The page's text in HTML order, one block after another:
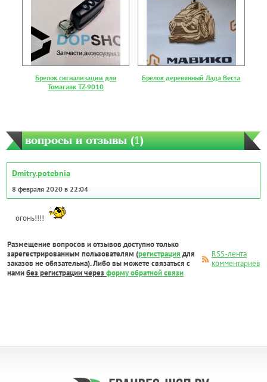
Брелок сигнализации для
Томагавк TZ-9010
Брелок деревянный Лада Веста
вопросы и отзывы (1)
Dmitry.potebnia
8 февраля 2020 в 22:04
огонь!!!!
Размещение вопросов и отзывов доступно только
зарегестрированным пользователям (регистрация для
заказов не обязательна). Либо вы можете связаться с
намибез регистрации через форму обратной связи
RSS-лента
комментариев